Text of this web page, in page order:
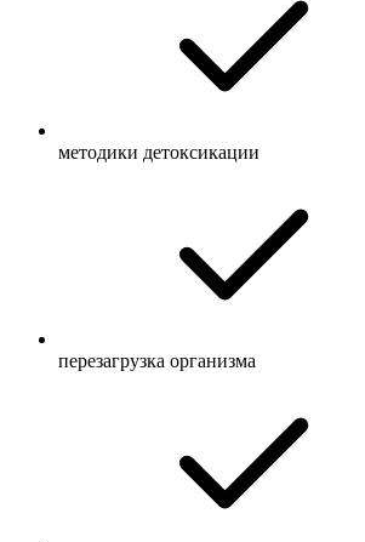
методики детоксикации
перезагрузка организма